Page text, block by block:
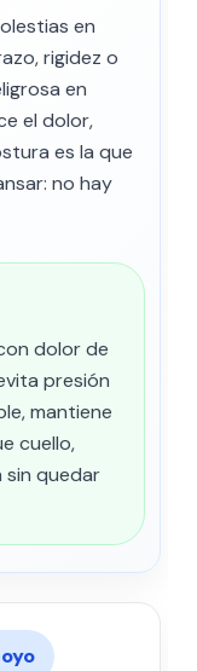
en
rigidez o
en
el dolor,
es la que
no hay
dolor de
presión
mantiene
cuello,
sin quedar